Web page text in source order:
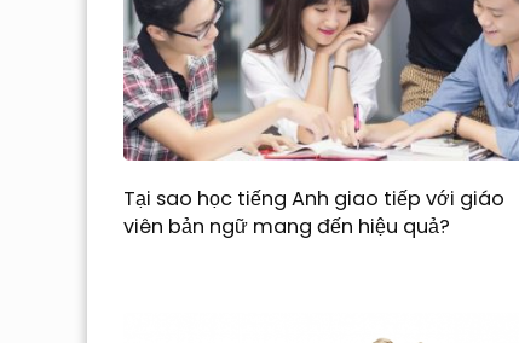
Tại sao học tiếng Anh giao tiếp với giáo
viên bản ngữ mang đến hiệu quả?